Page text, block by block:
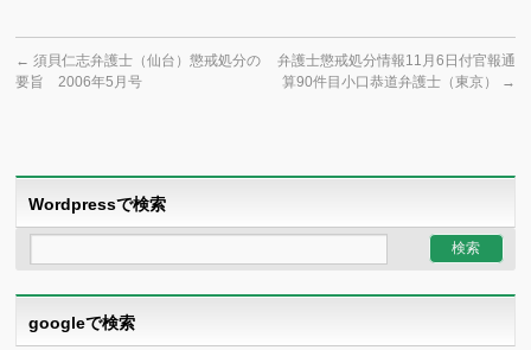
← 須貝仁志弁護士（仙台）懲戒処分の
要旨 2006年5月号
弁護士懲戒処分情報11月6日付官報通
算90件目小口恭道弁護士（東京）
→
Wordpressで検索
googleで検索